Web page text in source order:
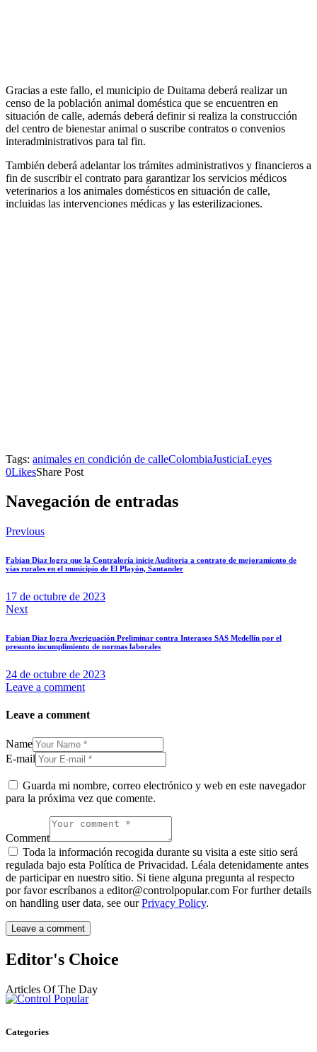
Gracias a este fallo, el municipio de Duitama deberá realizar un
censo de la población animal doméstica que se encuentren en
situación de calle, además deberá definir si realiza la construcción
del centro de bienestar animal o suscribe contratos o convenios
interadministrativos para tal fin.
También deberá adelantar los trámites administrativos y financieros a
fin de suscribir el contrato para garantizar los servicios médicos
veterinarios a los animales domésticos en situación de calle,
incluidas las intervenciones médicas y las esterilizaciones.
Tags: animales en condición de calleColombiaJusticiaLeyes
0LikesShare Post
Navegación de entradas
Previous
Fabian Diaz logra que la Contraloría inicie Auditoria a contrato de mejoramiento de
vías rurales en el municipio de El Playón, Santander
17 de octubre de 2023
Next
Fabian Diaz logra Averiguación Preliminar contra Interaseo SAS Medellín por el
presunto incumplimiento de normas laborales
24 de octubre de 2023
Leave a comment
Leave a comment
Name
E-mail
Guarda mi nombre, correo electrónico y web en este navegador
para la próxima vez que comente.
Comment
Toda la información recogida durante su visita a este sitio será
regulada bajo esta Política de Privacidad. Léala detenidamente antes
de participar en nuestro sitio. Si tiene alguna pregunta al respecto
por favor escríbanos a editor@controlpopular.com For further details
on handling user data, see ourPrivacy Policy.
Editor's Choice
Articles Of The Day
Categories